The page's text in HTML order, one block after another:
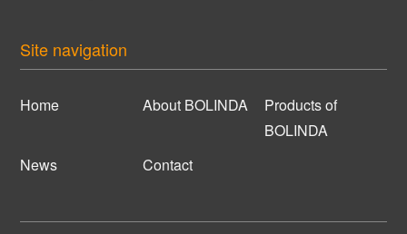
Site navigation
Home About BOLINDA
Products of
BOLINDA
News
Contact